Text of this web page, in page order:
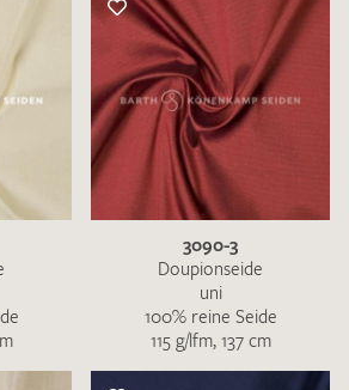
3090-3
Doupionseide
uni
100% reine Seide
115 g/lfm, 137 cm